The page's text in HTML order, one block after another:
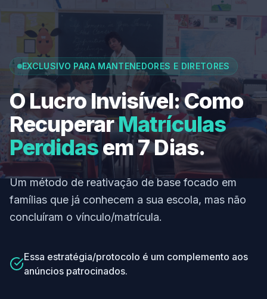
EXCLUSIVO PARA MANTENEDORES E DIRETORES
O Lucro Invisível: Como
RecuperarMatrículas
Perdidasem 7 Dias.
Um método de reativação de base focado em
famílias que já conhecem a sua escola, mas não
concluíram o vínculo/matrícula.
Essa estratégia/protocolo é um complemento aos
anúncios patrocinados.